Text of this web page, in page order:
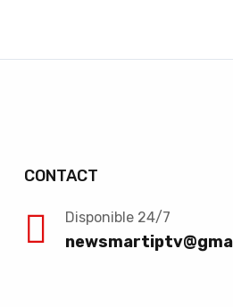
CONTACT
Disponible 24/7